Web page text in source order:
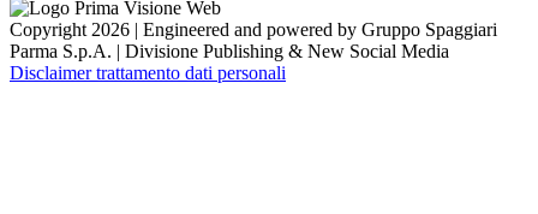
Copyright 2026 | Engineered and powered by Gruppo Spaggiari
Parma S.p.A. | Divisione Publishing & New Social Media
Disclaimer trattamento dati personali